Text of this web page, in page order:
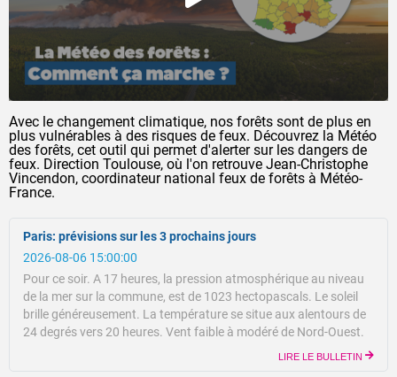
Avec le changement climatique, nos forêts sont de plus en
plus vulnérables à des risques de feux. Découvrez la Météo
des forêts, cet outil qui permet d'alerter sur les dangers de
feux. Direction Toulouse, où l'on retrouve Jean-Christophe
Vincendon, coordinateur national feux de forêts à Météo-
France.
Paris: prévisions sur les 3 prochains jours
2026-08-06 15:00:00
Pour ce soir. A 17 heures, la pression atmosphérique au niveau
de la mer sur la commune, est de 1023 hectopascals. Le soleil
brille généreusement. La température se situe aux alentours de
24 degrés vers 20 heures. Vent faible à modéré de Nord-Ouest.
LIRE LE BULLETIN